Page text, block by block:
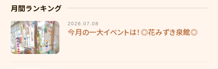
月間ランキング
2026.07.08
今月の一大イベントは！◎花みずき泉館◎